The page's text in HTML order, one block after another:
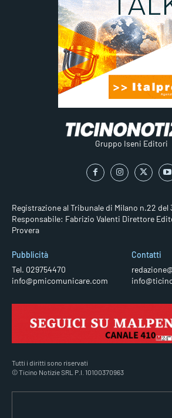
Gruppo Iseni Editori
Registrazione al Tribunale di Milano n.22 del
Responsabile: Fabrizio Valenti Direttore
Provera
Pubblicità
Tel. 029754470
info@pmicomunicare.com
Contatti
Tutti i diritti sono riservati
© Ticino Notizie SRL P.I. 10100370963